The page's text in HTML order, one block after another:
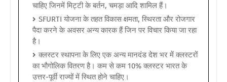
चाहिए जिनमें मिट्टी के बर्तन, चमड़ा आदि शामिल हैं।
SFURTI योजना के तहत विकास क्षमता, स्थिरता और रोजगार
पैदा करने के अवसर अन्य कारक हैं जिन पर विचार किया जा रहा
है।
क्लस्टर स्थापना के लिए एक अन्य मानदंड देश भर में क्लस्टरों
का भौगोलिक वितरण है। कम से कम 10% क्लस्टर भारत के
उत्तर-पूर्वी राज्यों में स्थित होने चाहिए।